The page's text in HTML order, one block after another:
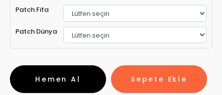
Patch Fifa
Patch Dünya
Sepete Ekle
Hemen Al